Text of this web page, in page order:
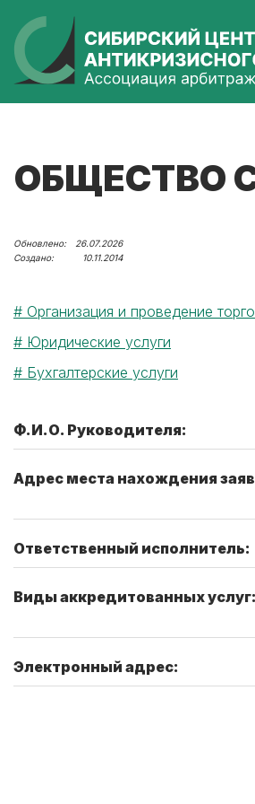
ОБЩЕСТВО
26.07.2026
10.11.2014
Организация и проведение
Юридические услуги
Бухгалтерские услуги
Ф.И.О. Руководителя:
Адрес места нахождения
Ответственный исполнитель:
Виды аккредитованных услуг:
Электронный адрес: